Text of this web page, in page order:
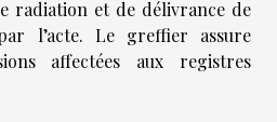
radiation et de délivrance de
l’acte. Le greffier assure
affectées aux registres